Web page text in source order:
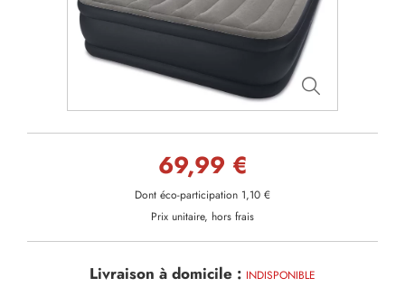
69,99 €
Dont éco-participation 1,10 €
Prix unitaire, hors frais
Livraison à domicile : INDISPONIBLE